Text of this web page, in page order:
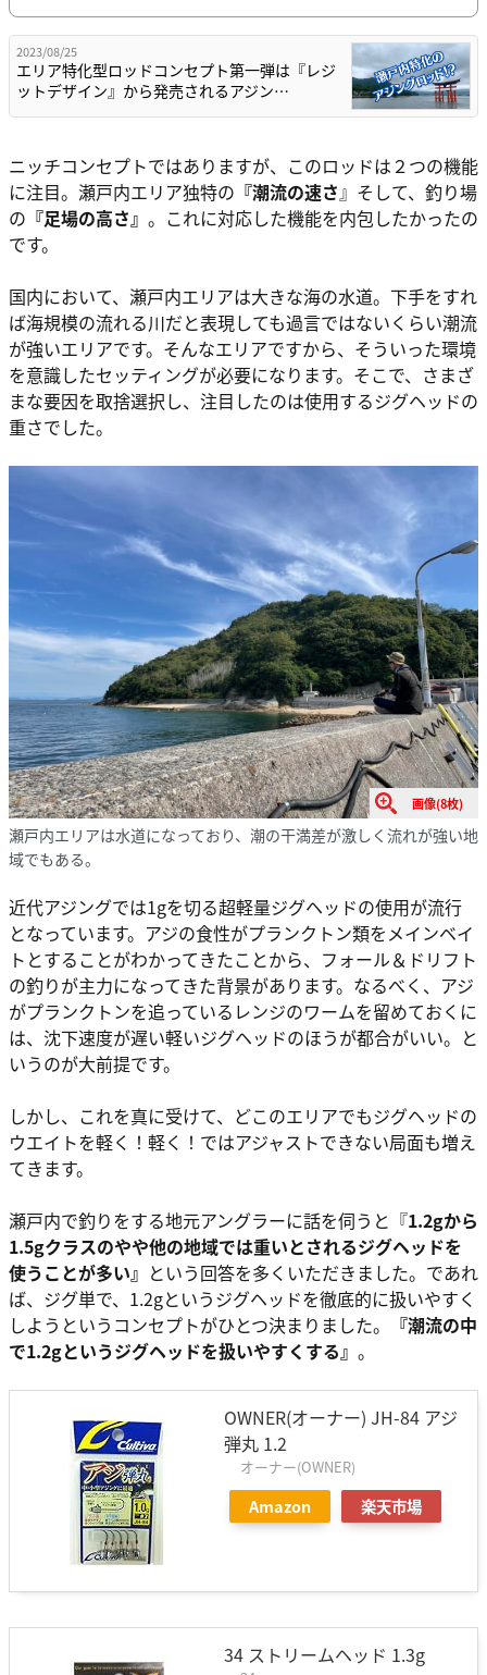
2023/08/25
エリア特化型ロッドコンセプト第一弾は『レジ
ットデザイン』から発売されるアジン…
ニッチコンセプトではありますが、このロッドは２つの機能
に注目。瀬戸内エリア独特の 『潮流の速さ』そして、釣り場
の 『足場の高さ』 。これに対応した機能を内包したかったの
です。
国内において、瀬戸内エリアは大きな海の水道。下手をすれ
ば海規模の流れる川だと表現しても過言ではないくらい潮流
が強いエリアです。そんなエリアですから、そういった環境
を意識したセッティングが必要になります。そこで、さまざ
まな要因を取捨選択し、注目したのは使用するジグヘッドの
重さでした。
画像(8枚)
瀬戸内エリアは水道になっており、潮の干満差が激しく流れが強い地
域でもある。
近代アジングでは1gを切る超軽量ジグヘッドの使用が流行
となっています。アジの食性がプランクトン類をメインベイ
トとすることがわかってきたことから、フォール＆ドリフト
の釣りが主力になってきた背景があります。なるべく、アジ
がプランクトンを追っているレンジのワームを留めておくに
は、沈下速度が遅い軽いジグヘッドのほうが都合がいい。と
いうのが大前提です。
しかし、これを真に受けて、どこのエリアでもジグヘッドの
ウエイトを軽く！軽く！ではアジャストできない局面も増え
てきます。
瀬戸内で釣りをする地元アングラーに話を伺うと『1.2gから
1.5gクラスのやや他の地域では重いとされるジグヘッドを
使うことが多い』 という回答を多くいただきました。であれ
ば、ジグ単で、1.2gというジグヘッドを徹底的に扱いやすく
しようというコンセプトがひとつ決まりました。
『潮流の中
で1.2gというジグヘッドを扱いやすくする』 。
OWNER(オーナー) JH-84 アジ
弾丸 1.2
オーナー(OWNER)
Amazon 楽天市場
34 ストリームヘッド 1.3g